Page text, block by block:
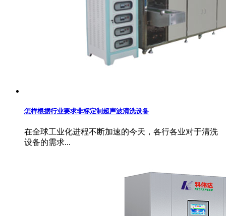
怎样根据行业要求非标定制超声波清洗设备
在全球工业化进程不断加速的今天，各行各业对于清洗
设备的需求...